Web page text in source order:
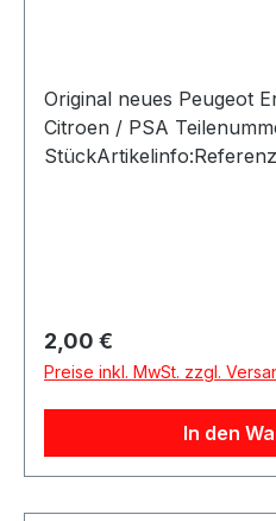
Original neues Peugeot
Citroen / PSA
Regulärer Preis:
2,00 €
Preise inkl. MwSt. zzgl.
In den